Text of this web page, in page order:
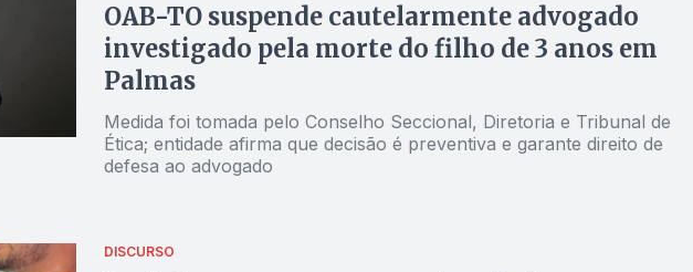
OAB-TO suspende cautelarmente advogado
investigado pela morte do filho de 3 anos em
Palmas
Medida foi tomada pelo Conselho Seccional, Diretoria e Tribunal de
Ética; entidade afirma que decisão é preventiva e garante direito de
defesa ao advogado
DISCURSO